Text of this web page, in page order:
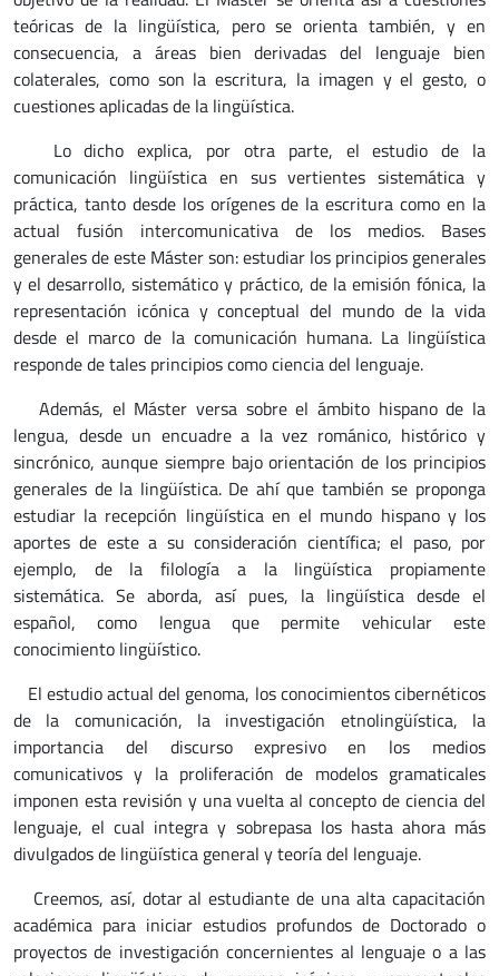
teóricas de la lingüística, pero se orienta también, y en
consecuencia, a áreas bien derivadas del lenguaje bien
colaterales, como son la escritura, la imagen y el gesto, o
cuestiones aplicadas de la lingüística.
Lo dicho explica, por otra parte, el estudio de la
comunicación lingüística en sus vertientes sistemática y
práctica, tanto desde los orígenes de la escritura como en la
actual fusión intercomunicativa de los medios. Bases
generales de este Máster son: estudiar los principios generales
y el desarrollo, sistemático y práctico, de la emisión fónica, la
representación icónica y conceptual del mundo de la vida
desde el marco de la comunicación humana. La lingüística
responde de tales principios como ciencia del lenguaje.
Además, el Máster versa sobre el ámbito hispano de la
lengua, desde un encuadre a la vez románico, histórico y
sincrónico, aunque siempre bajo orientación de los principios
generales de la lingüística. De ahí que también se proponga
estudiar la recepción lingüística en el mundo hispano y los
aportes de este a su consideración científica; el paso, por
ejemplo, de la filología a la lingüística propiamente
sistemática. Se aborda, así pues, la lingüística desde el
español, como lengua que permite vehicular este
conocimiento lingüístico.
El estudio actual del genoma, los conocimientos cibernéticos
de la comunicación, la investigación etnolingüística, la
importancia del discurso expresivo en los medios
comunicativos y la proliferación de modelos gramaticales
imponen esta revisión y una vuelta al concepto de ciencia del
lenguaje, el cual integra y sobrepasa los hasta ahora más
divulgados de lingüística general y teoría del lenguaje.
Creemos, así, dotar al estudiante de una alta capacitación
académica para iniciar estudios profundos de Doctorado o
proyectos de investigación concernientes al lenguaje o a las